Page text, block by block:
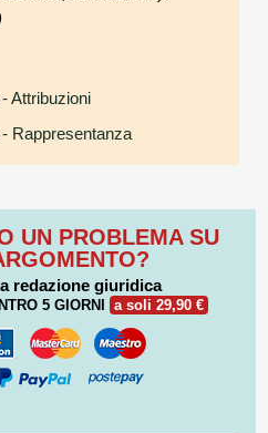
- Attribuzioni
- Rappresentanza
UN PROBLEMA SU
redazione giuridica
5 GIORNI a soli 29,90 €